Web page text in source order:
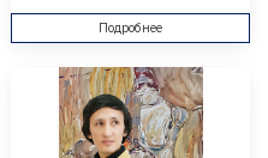
Подробнее